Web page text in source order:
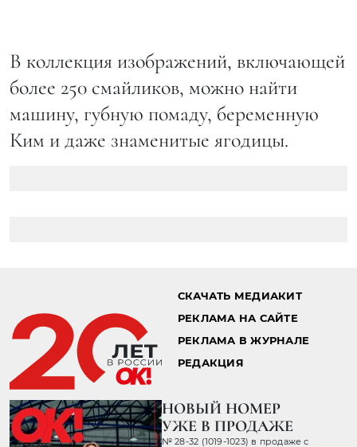
В коллекция изображений, включающей
более 250 смайликов, можно найти
машину, губную помаду, беременную
Ким и даже знаменитые ягодицы.
СКАЧАТЬ МЕДИАКИТ
РЕКЛАМА НА САЙТЕ
РЕКЛАМА В ЖУРНАЛЕ
РЕДАКЦИЯ
НОВЫЙ НОМЕР
УЖЕ В ПРОДАЖЕ
№ 28-32 (1019-1023) в продаже с